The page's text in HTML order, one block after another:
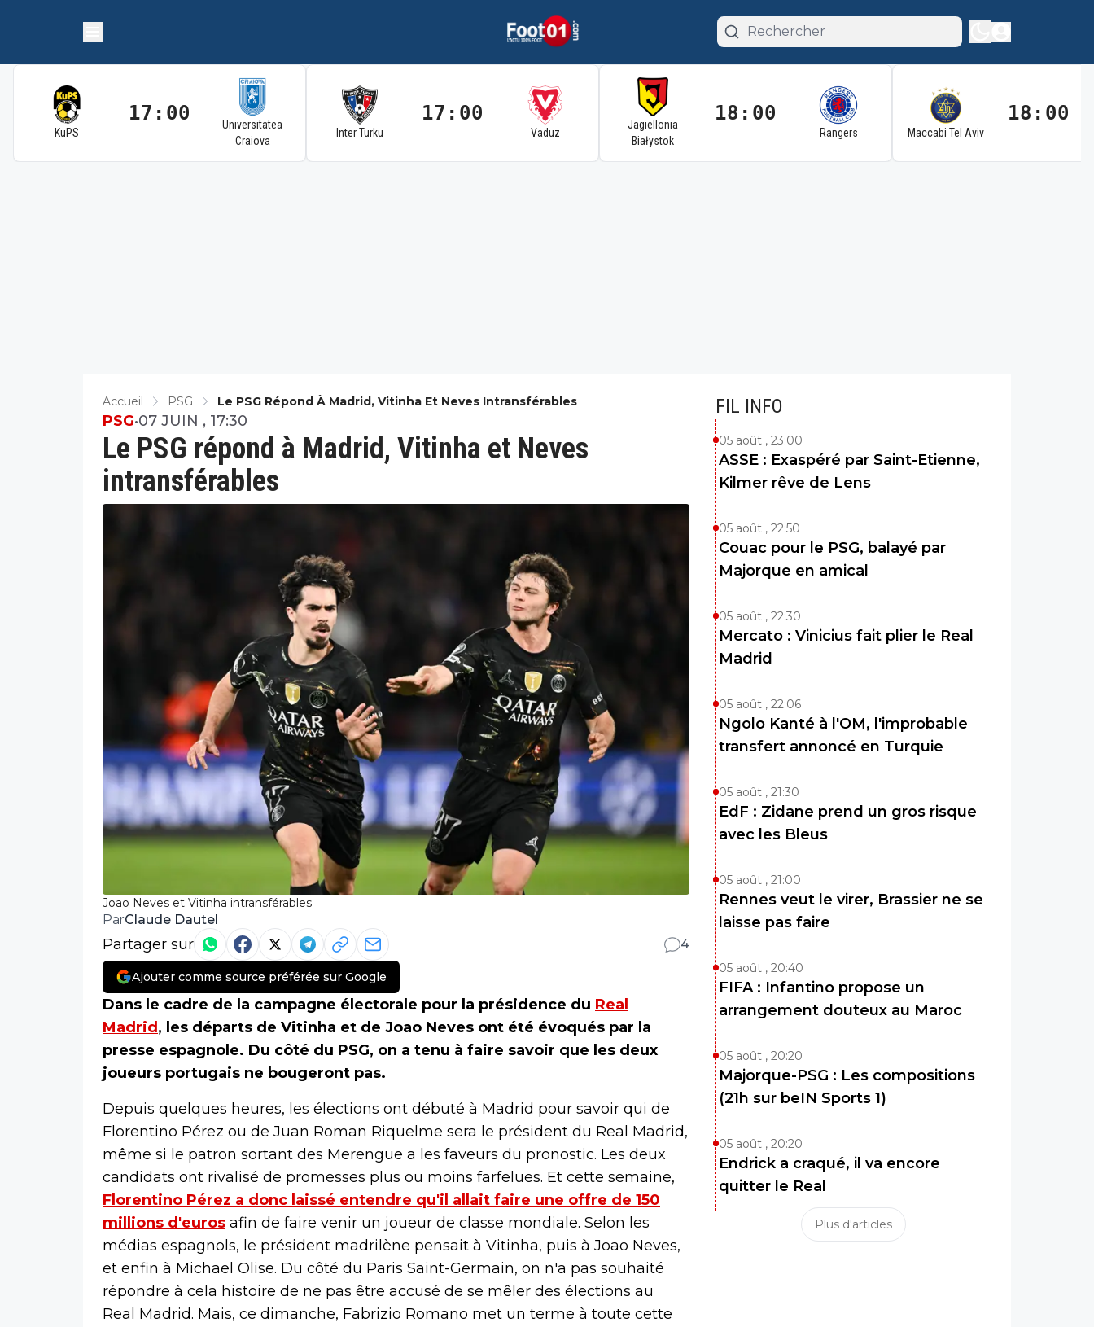
KuPS
17:00
Universitatea
Craiova
Inter Turku
17:00
Vaduz
Jagiellonia
Białystok
18:00
Rangers Maccabi Tel Aviv
18:00
Accueil PSG Le PSG Répond À Madrid, Vitinha Et Neves Intransférables
Joao Neves et Vitinha intransférables
Le PSG répond à Madrid, Vitinha et Neves
intransférables
PSG•07 JUIN , 17:30
ParClaude Dautel
Partager sur 4
Ajouter comme source préférée sur Google
Dans le cadre de la campagne électorale pour la présidence du Real
Madrid , les départs de Vitinha et de Joao Neves ont été évoqués par la
presse espagnole. Du côté du PSG, on a tenu à faire savoir que les deux
joueurs portugais ne bougeront pas.
Depuis quelques heures, les élections ont débuté à Madrid pour savoir qui de
Florentino Pérez ou de Juan Roman Riquelme sera le président du Real Madrid,
même si le patron sortant des Merengue a les faveurs du pronostic. Les deux
candidats ont rivalisé de promesses plus ou moins farfelues. Et cette semaine,
Florentino Pérez a donc laissé entendre qu'il allait faire une offre de 150
millions d'euros afin de faire venir un joueur de classe mondiale. Selon les
médias espagnols, le président madrilène pensait à Vitinha, puis à Joao Neves,
et enfin à Michael Olise. Du côté du Paris Saint-Germain, on n'a pas souhaité
répondre à cela histoire de ne pas être accusé de se mêler des élections au
Real Madrid. Mais, ce dimanche, Fabrizio Romano met un terme à toute cette
FIL INFO
05 août , 23:00
ASSE : Exaspéré par Saint-Etienne,
Kilmer rêve de Lens
05 août , 22:50
Couac pour le PSG, balayé par
Majorque en amical
05 août , 22:30
Mercato : Vinicius fait plier le Real
Madrid
05 août , 22:06
Ngolo Kanté à l'OM, l'improbable
transfert annoncé en Turquie
05 août , 21:30
EdF : Zidane prend un gros risque
avec les Bleus
05 août , 21:00
Rennes veut le virer, Brassier ne se
laisse pas faire
05 août , 20:40
FIFA : Infantino propose un
arrangement douteux au Maroc
05 août , 20:20
Majorque-PSG : Les compositions
(21h sur beIN Sports 1)
05 août , 20:20
Endrick a craqué, il va encore
quitter le Real
Plus d'articles